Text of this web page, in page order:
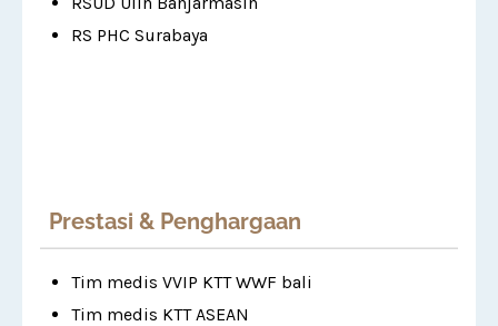
RS PHC Surabaya
Prestasi & Penghargaan
Tim medis VVIP KTT WWF bali
Tim medis KTT ASEAN